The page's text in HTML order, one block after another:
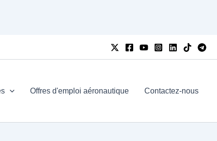
Offres d'emploi aéronautique Contactez-nous